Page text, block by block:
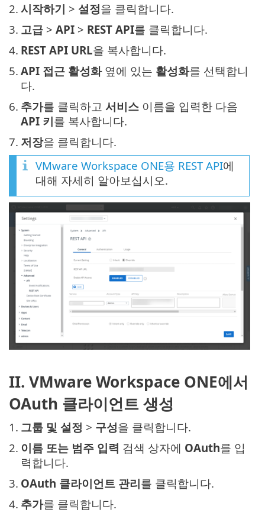
2. 시작하기 > 설정을 클릭합니다.
3. 고급 > API > REST API를 클릭합니다.
4. REST API URL을 복사합니다.
5. API 접근 활성화옆에 있는 활성화를 선택합니
다.
6. 추가를 클릭하고 서비스 이름을 입력한 다음
API 키를 복사합니다.
7. 저장을 클릭합니다.
VMware Workspace ONE용 REST API에
대해 자세히 알아보십시오.
II. VMware Workspace ONE에서
OAuth 클라이언트 생성
1. 그룹 및 설정 > 구성을 클릭합니다.
2. 이름 또는 범주 입력 검색 상자에 OAuth를 입
력합니다.
3. OAuth 클라이언트 관리를 클릭합니다.
4. 추가를 클릭합니다.